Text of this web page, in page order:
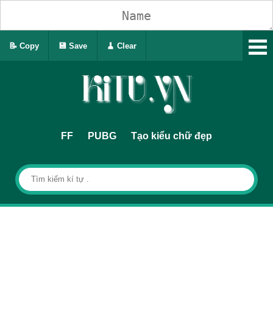
FF PUBG Tạo kiểu chữ đẹp
📝 Copy 💾 Save 🧹 Clear